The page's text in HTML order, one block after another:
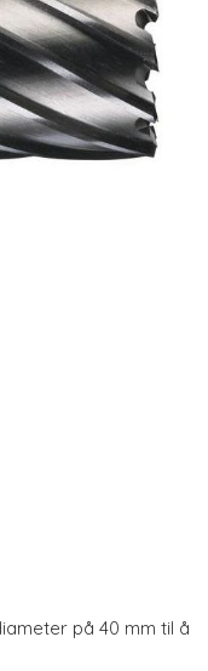
på 40 mm til å